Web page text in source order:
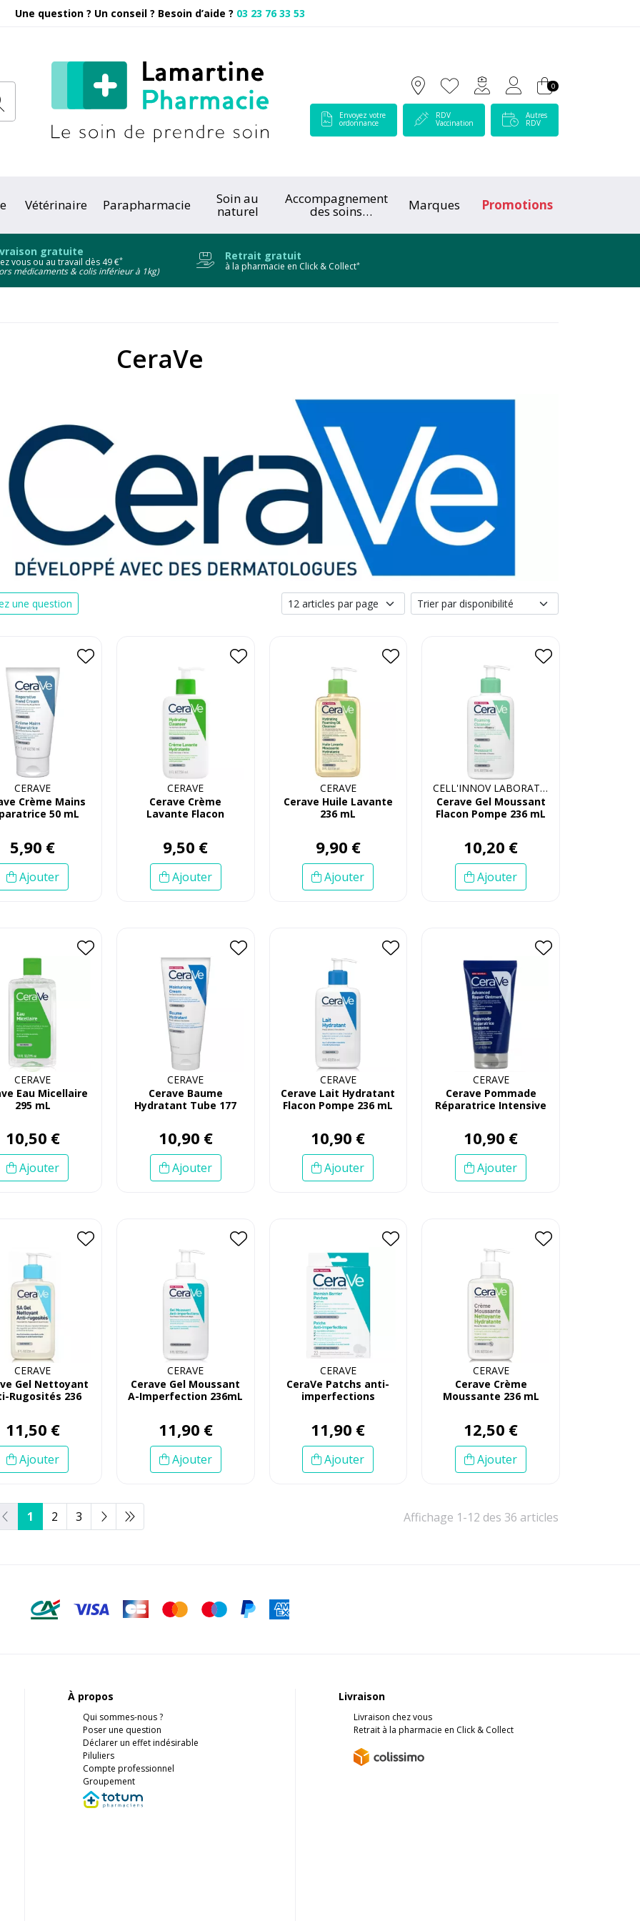
Une question ? Un conseil ? Besoin d’aide ? 03 23 76 33 53
0
Envoyez votre
ordonnance
RDV
Vaccination
Autres
RDV
Vétérinaire Parapharmacie Soin au
naturel
Accompagnement
des soins Marques Promotions
gratuite
vous ou au travail dès 49 €*
médicaments & colis inférieur à 1kg)
Retrait gratuit
à la pharmacie en Click & Collect*
CeraVe
une question
CERAVE
Crème Mains
50 mL
5,90 €
Ajouter
CERAVE
Cerave Crème
Lavante Flacon
9,50 €
Ajouter
CERAVE
Cerave Huile Lavante
236 mL
9,90 €
Ajouter
CELL'INNOV LABORATOIRE
Cerave Gel Moussant
Flacon Pompe 236 mL
10,20 €
Ajouter
CERAVE
Eau Micellaire
295 mL
10,50 €
Ajouter
CERAVE
Cerave Baume
Hydratant Tube 177
10,90 €
Ajouter
CERAVE
Cerave Lait Hydratant
Flacon Pompe 236 mL
10,90 €
Ajouter
CERAVE
Cerave Pommade
Réparatrice Intensive
10,90 €
Ajouter
CERAVE
Gel Nettoyant
Rugosités 236
11,50 €
Ajouter
CERAVE
Cerave Gel Moussant
A-Imperfection 236mL
11,90 €
Ajouter
CERAVE
CeraVe Patchs anti-
imperfections
11,90 €
Ajouter
CERAVE
Cerave Crème
Moussante 236 mL
12,50 €
Ajouter
Affichage 1-12 des 36 articles
1 2 3
À propos
Qui sommes-nous ?
Poser une question
Déclarer un effet indésirable
Piluliers
Compte professionnel
Groupement
Livraison
Livraison chez vous
Retrait à la pharmacie en Click & Collect